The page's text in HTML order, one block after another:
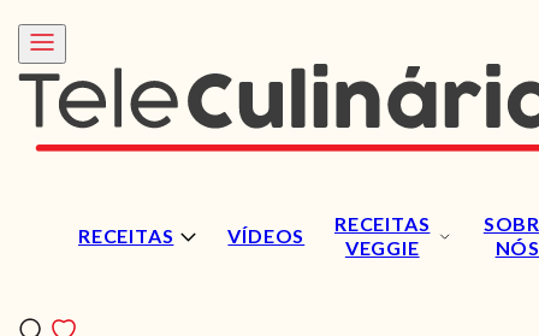
RECEITAS VÍDEOS
RECEITAS
VEGGIE
NÓS